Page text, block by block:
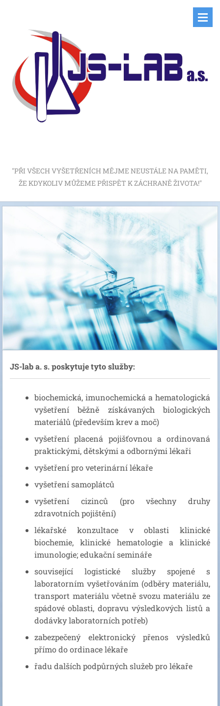
"PŘI VŠECH VYŠETŘENÍCH MĚJME NEUSTÁLE NA PAMĚTI,
ŽE KDYKOLIV MŮŽEME PŘISPĚT K ZÁCHRANĚ ŽIVOTA!"
JS-lab a. s. poskytuje tyto služby:
biochemická, imunochemická a hematologická
vyšetření běžně získávaných biologických
materiálů (především krev a moč)
vyšetření placená pojišťovnou a ordinovaná
praktickými, dětskými a odbornými lékaři
vyšetření pro veterinární lékaře
vyšetření samoplátců
vyšetření cizinců (pro všechny druhy
zdravotních pojištění)
lékařské konzultace v oblasti klinické
biochemie, klinické hematologie a klinické
imunologie; edukační semináře
související logistické služby spojené s
laboratorním vyšetřováním (odběry materiálu,
transport materiálu včetně svozu materiálu ze
spádové oblasti, dopravu výsledkových listů a
dodávky laboratorních potřeb)
zabezpečený elektronický přenos výsledků
přímo do ordinace lékaře
řadu dalších podpůrných služeb pro lékaře